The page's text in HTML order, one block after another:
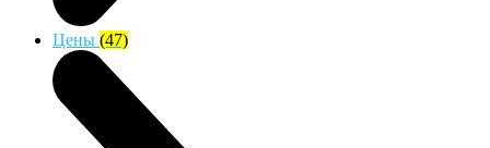
Цены (47)